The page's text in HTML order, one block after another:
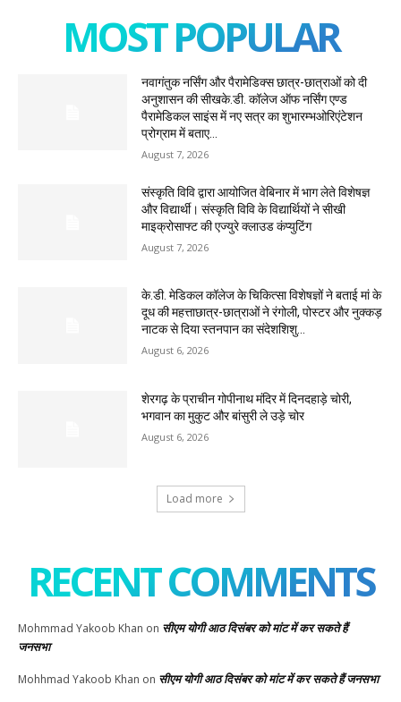
MOST POPULAR
नवागंतुक नर्सिंग और पैरामेडिक्स छात्र-छात्राओं को दी
अनुशासन की सीखके.डी. कॉलेज ऑफ नर्सिंग एण्ड
पैरामेडिकल साइंस में नए सत्र का शुभारम्भओरिएंटेशन
प्रोग्राम में बताए...
August 7, 2026
संस्कृति विवि द्वारा आयोजित वेबिनार में भाग लेते विशेषज्ञ
और विद्यार्थी। संस्कृति विवि के विद्यार्थियों ने सीखी
माइक्रोसाफ्ट की एज्युरे क्लाउड कंप्युटिंग
August 7, 2026
के.डी. मेडिकल कॉलेज के चिकित्सा विशेषज्ञों ने बताई मां के
दूध की महत्ताछात्र-छात्राओं ने रंगोली, पोस्टर और नुक्कड़
नाटक से दिया स्तनपान का संदेशशिशु...
August 6, 2026
शेरगढ़ के प्राचीन गोपीनाथ मंदिर में दिनदहाड़े चोरी,
भगवान का मुकुट और बांसुरी ले उड़े चोर
August 6, 2026
Load more
RECENT COMMENTS
Mohmmad Yakoob Khan on सीएम योगी आठ दिसंबर को मांट में कर सकते हैं
जनसभा
Mohhmad Yakoob Khan on सीएम योगी आठ दिसंबर को मांट में कर सकते हैं जनसभा